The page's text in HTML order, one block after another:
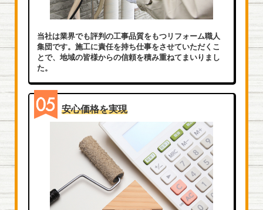
当社は業界でも評判の工事品質をもつリフォーム職人
集団です。施工に責任を持ち仕事をさせていただくこ
とで、地域の皆様からの信頼を積み重ねてまいりまし
た。
安心価格を実現